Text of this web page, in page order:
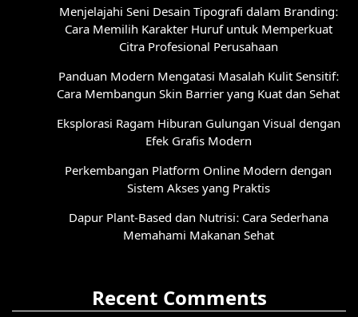
Menjelajahi Seni Desain Tipografi dalam Branding:
Cara Memilih Karakter Huruf untuk Memperkuat
Citra Profesional Perusahaan
Panduan Modern Mengatasi Masalah Kulit Sensitif:
Cara Membangun Skin Barrier yang Kuat dan Sehat
Eksplorasi Ragam Hiburan Gulungan Visual dengan
Efek Grafis Modern
Perkembangan Platform Online Modern dengan
Sistem Akses yang Praktis
Dapur Plant-Based dan Nutrisi: Cara Sederhana
Memahami Makanan Sehat
Recent Comments